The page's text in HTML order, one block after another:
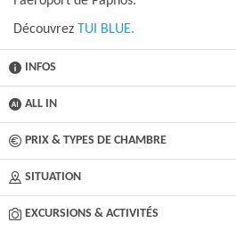
Découvrez TUI BLUE.
INFOS
ALL IN
PRIX & TYPES DE CHAMBRE
SITUATION
EXCURSIONS & ACTIVITÉS​